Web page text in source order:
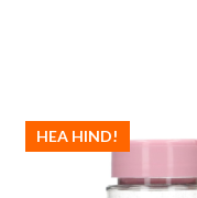
HEA HIND!